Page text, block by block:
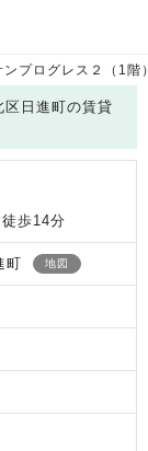
ンプログレス２（1階
日進町の賃貸
歩14分
町 地図